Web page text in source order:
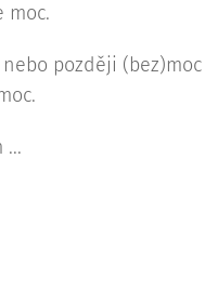
moc.
později (bez)moc
...